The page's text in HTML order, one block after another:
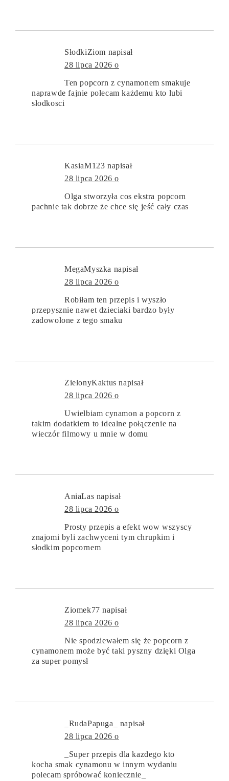
SłodkiZiom napisał
28 lipca 2026 o
Ten popcorn z cynamonem smakuje
naprawde fajnie polecam każdemu kto lubi
słodkosci
KasiaM123 napisał
28 lipca 2026 o
Olga stworzyła cos ekstra popcorn
pachnie tak dobrze że chce się jeść cały czas
MegaMyszka napisał
28 lipca 2026 o
Robiłam ten przepis i wyszło
przepysznie nawet dzieciaki bardzo były
zadowolone z tego smaku
ZielonyKaktus napisał
28 lipca 2026 o
Uwielbiam cynamon a popcorn z
takim dodatkiem to idealne połączenie na
wieczór filmowy u mnie w domu
AniaLas napisał
28 lipca 2026 o
Prosty przepis a efekt wow wszyscy
znajomi byli zachwyceni tym chrupkim i
słodkim popcornem
Ziomek77 napisał
28 lipca 2026 o
Nie spodziewałem się że popcorn z
cynamonem może być taki pyszny dzięki Olga
za super pomysł
_RudaPapuga_
napisał
28 lipca 2026 o
_Super przepis dla kazdego kto
kocha smak cynamonu w innym wydaniu
polecam spróbować koniecznie_